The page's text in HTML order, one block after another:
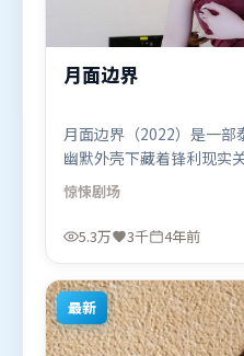
月面边界
月面边界（2022）是一部
幽默外壳下藏着锋利现实
景里并存。人物关系网复
推动信息增量。由薛晓路
咏梅，肖战、马东锡等联
的观众观看。
惊悚剧场
5.3万 3千 4年前
最新